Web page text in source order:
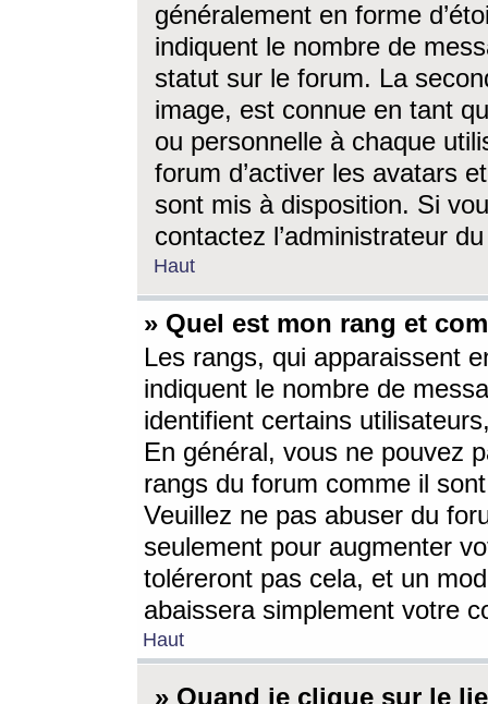
généralement en forme
indiquent le nombre de
statut sur le forum. La
image, est connue en tant
ou personnelle à chaque
forum d’activer les avatars
sont mis à disposition. Si
contactez l’administrateur
Haut
» Quel est mon rang et
Les rangs, qui apparaissent
indiquent le nombre de
identifient certains
En général, vous ne pouvez
rangs du forum comme il
Veuillez ne pas abuser du
seulement pour augmenter
toléreront pas cela, et un
abaissera simplement votre
Haut
» Quand je clique sur le